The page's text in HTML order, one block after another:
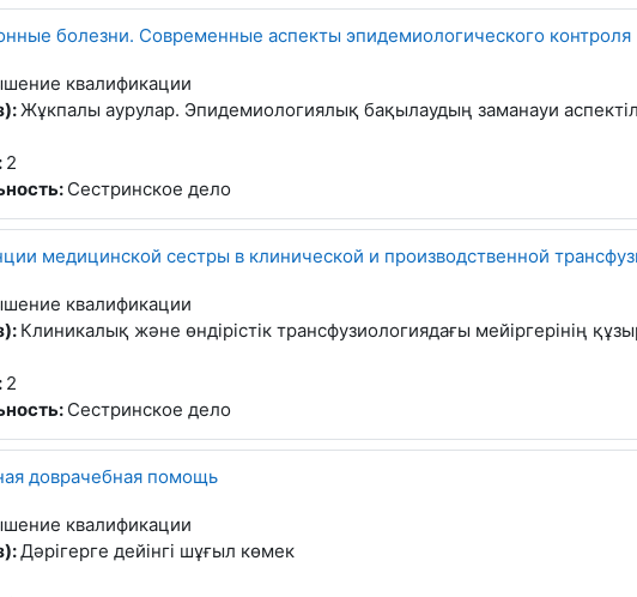
болезни. Современные аспекты эпидемиологического контроля
квалификации
:Жұкпалы аурулар. Эпидемиологиялық бақылаудың заманауи
: 2
: Сестринское дело
медицинской сестры в клинической и производственной
квалификации
: Клиникалық және өндірістік трансфузиологиядағы мейіргерінің
: 2
: Сестринское дело
доврачебная помощь
квалификации
:Дәрігерге дейінгі шұғыл көмек